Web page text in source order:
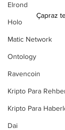
Elrond
Holo
Matic Network
Ontology
Ravencoin
Kripto Para
Kripto Para
Dai
Çapraz